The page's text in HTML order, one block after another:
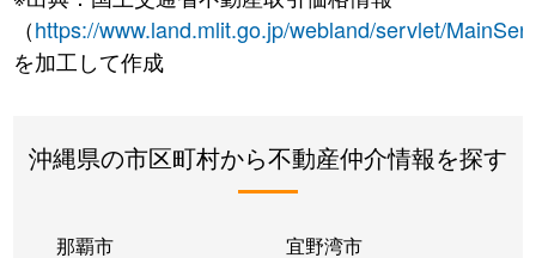
（https://www.land.mlit.go.jp/webland/servlet/
を加工して作成
沖縄県の市区町村から不動産仲介情報を探す
那覇市 宜野湾市